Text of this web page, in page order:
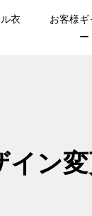
衣
お客様ギ
ー
ン